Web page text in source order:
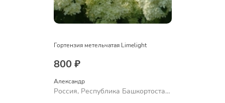
Гортензия метельчатая Limelight
800 ₽
Александр
Россия, Республика Башкортостан,